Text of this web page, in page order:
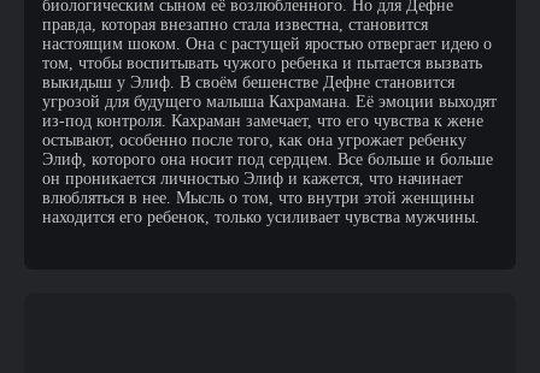
биологическим сыном её возлюбленного. Но для Дефне
правда, которая внезапно стала известна, становится
настоящим шоком. Она с растущей яростью отвергает идею о
том, чтобы воспитывать чужого ребенка и пытается вызвать
выкидыш у Элиф. В своём бешенстве Дефне становится
угрозой для будущего малыша Кахрамана. Её эмоции выходят
из-под контроля. Кахраман замечает, что его чувства к жене
остывают, особенно после того, как она угрожает ребенку
Элиф, которого она носит под сердцем. Все больше и больше
он проникается личностью Элиф и кажется, что начинает
влюбляться в нее. Мысль о том, что внутри этой женщины
находится его ребенок, только усиливает чувства мужчины.